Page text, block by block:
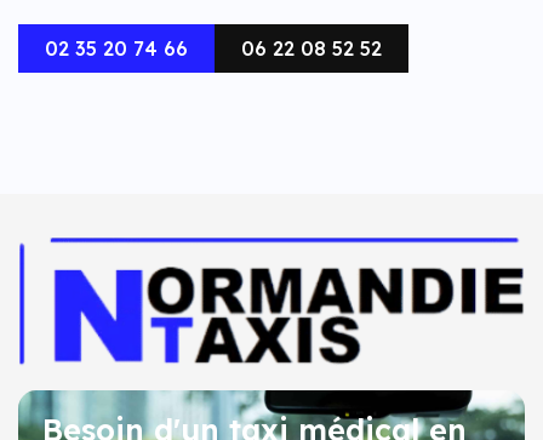
02 35 20 74 66 06 22 08 52 52
Besoin d'un taxi médical en